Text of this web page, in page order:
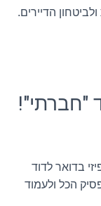
הדיירים.
"חברתי"!
בדואר לדוד
הכל ולעמוד